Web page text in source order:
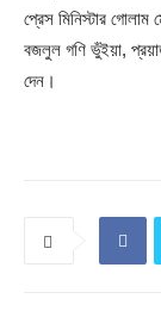
প্রেস মিনিস্টার
বজলুল গণি ভুঁইয়া,
দেন।